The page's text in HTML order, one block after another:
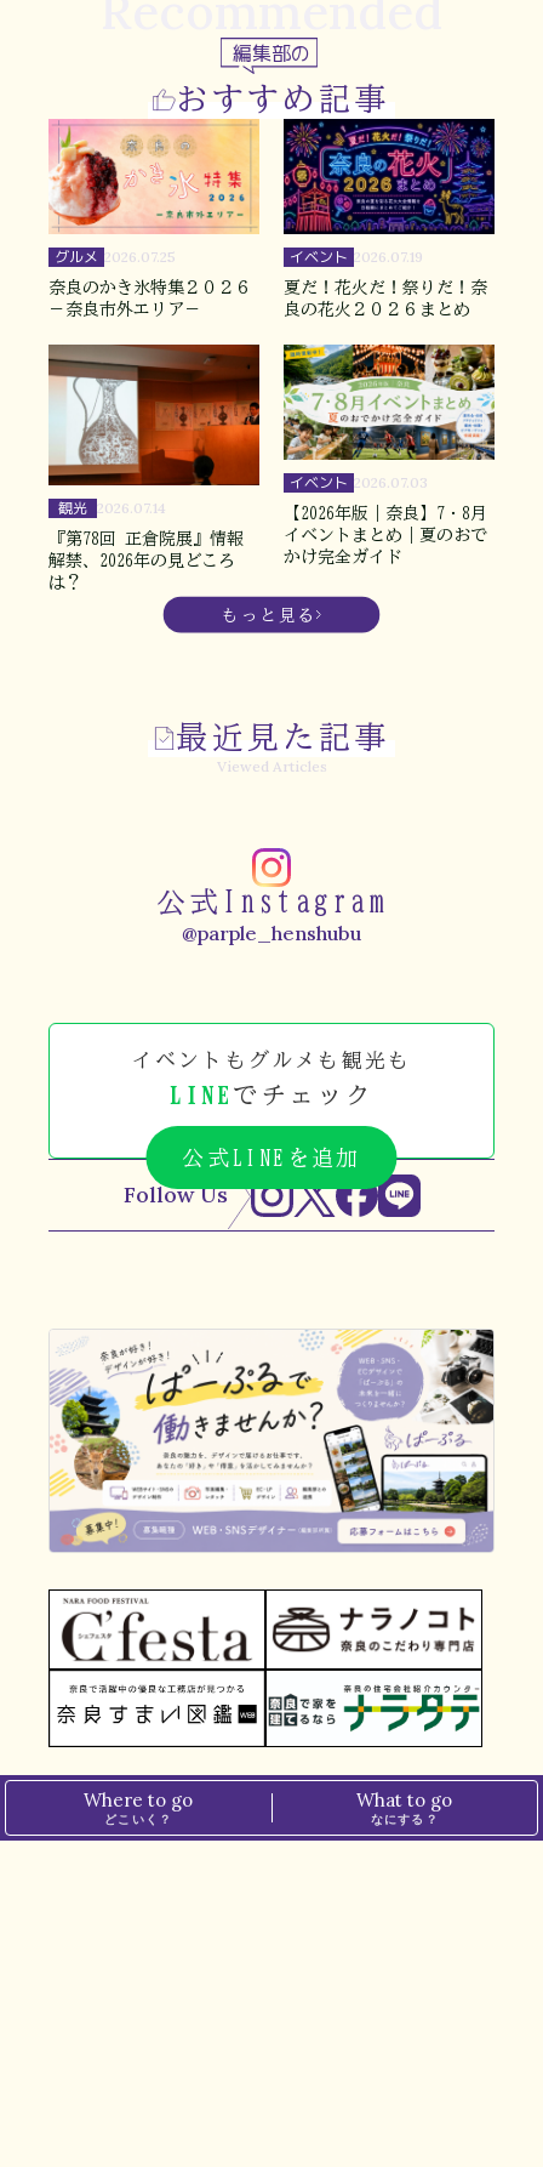
編集部の
おすすめ記事
グルメ 2026.07.25
奈良のかき氷特集２０２６
－奈良市外エリア－
イベント 2026.07.19
夏だ！花火だ！祭りだ！奈
良の花火２０２６まとめ
観光 2026.07.14
『第78回 正倉院展』情報
解禁、2026年の見どころ
は？
イベント 2026.07.03
【2026年版｜奈良】7・8月
イベントまとめ｜夏のおで
かけ完全ガイド
もっと見る
最近見た記事
Viewed Articles
公式Instagram
@parple_henshubu
イベントもグルメも観光も
LINE でチェック
公式LINEを追加
Follow Us
Where to go
どこいく？
What to go
なにする？